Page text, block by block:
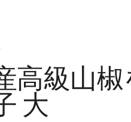
高級山
大